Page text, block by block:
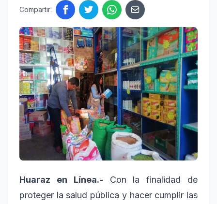
Compartir:
Huaraz en Línea.- Con la finalidad de
proteger la salud pública y hacer cumplir las